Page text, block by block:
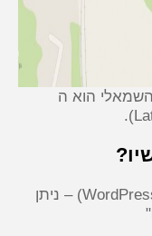
הוא ה
אם האתר שלכם בנוי בוורדפרס (WordPress) – ניתן
"